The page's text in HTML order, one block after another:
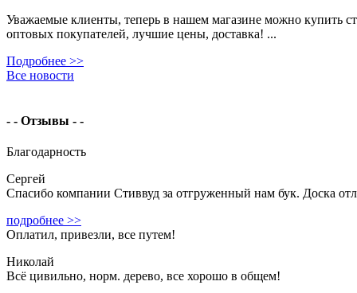
Уважаемые клиенты, теперь в нашем магазине можно купить
оптовых покупателей, лучшие цены, доставка! ...
Подробнее >>
Все новости
- - Отзывы - -
Благодарность
Сергей
Спасибо компании Стиввуд за отгруженный нам бук. Доска
подробнее >>
Оплатил, привезли, все путем!
Николай
Всё цивильно, норм. дерево, все хорошо в общем!